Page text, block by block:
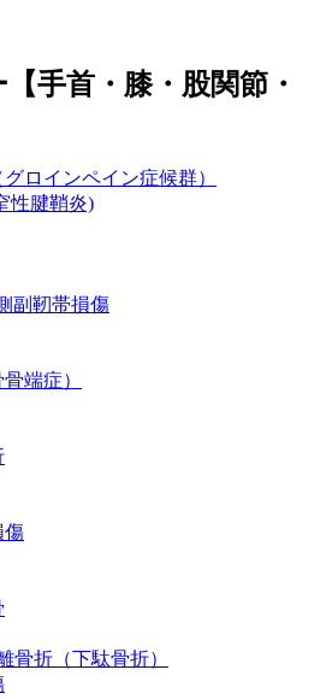
手首・膝・股関節・
ロインペイン症候群）
性腱鞘炎)
副靭帯損傷
端症）
傷
骨折（下駄骨折）